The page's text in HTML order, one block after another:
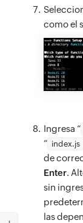
como el
Ingresa “
“ index.js
de
Enter.
sin
las